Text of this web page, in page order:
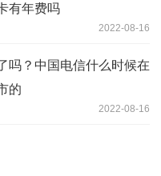
有年费吗
2022-08-16
吗？中国电信什么时候在
的
2022-08-16